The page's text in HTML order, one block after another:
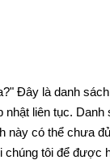
Đây là danh
nhật liên tục. Danh
này có thể chưa
chúng tôi để được